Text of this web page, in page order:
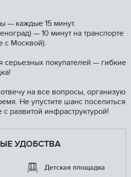
— каждые 15 минут.
— 10 минут на транспорте
с Москвой).
покупателей — гибкие
на все вопросы, организую
Не упустите шанс поселиться
развитой инфраструктурой!
УДОБСТВА
Детская площадка